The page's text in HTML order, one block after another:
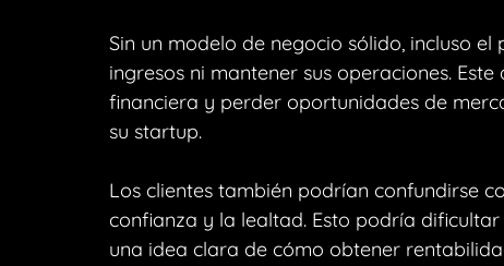
Sin un modelo de negocio sólido, incluso
ingresos ni mantener sus operaciones.
financiera y perder oportunidades de
su startup.
Los clientes también podrían confundirse
confianza y la lealtad. Esto podría
una idea clara de cómo obtener